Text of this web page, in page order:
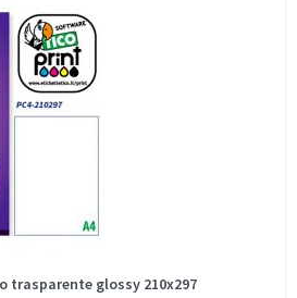
trasparente glossy 210x297